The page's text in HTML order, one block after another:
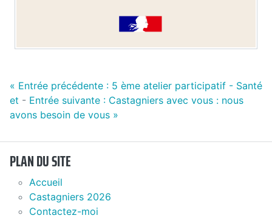
« Entrée précédente : 5 ème atelier participatif - Santé
et - Entrée suivante : Castagniers avec vous : nous
avons besoin de vous »
PLAN DU SITE
Accueil
Castagniers 2026
Contactez-moi